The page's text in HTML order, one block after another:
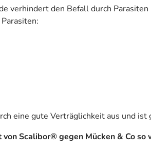
verhindert den Befall durch
eine gute Verträglichkeit aus und
Scalibor® gegen Mücken & Co so